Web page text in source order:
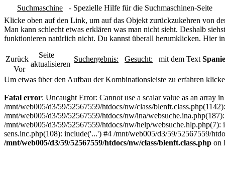
Suchmaschine
- Spezielle Hilfe für die Suchmaschinen-Seite
Klicke oben auf den Link, um auf das Objekt zurückzukehren von
Man kann schlecht etwas erklären was man nicht sieht. Deshalb
funktionieren natürlich nicht. Du kannst überall herumklicken. Hier
Zurück
Vor
Seite
aktualisieren
Suchergebnis: Gesucht: mit dem Text
Um etwas über den Aufbau der Kombinationsleiste zu erfahren
Fatal error: Uncaught Error: Cannot use a scalar value as an array
/mnt/web005/d3/59/52567559/htdocs/nw/class/
/mnt/web005/d3/59/52567559/htdocs/nw/ina/
/mnt/web005/d3/59/52567559/htdocs/nw/help/
sens.inc.php(108): include('...') #4 /mnt/web005/d3/59/52567559/
/mnt/web005/d3/59/52567559/htdocs/nw/class/blenft.class.php on